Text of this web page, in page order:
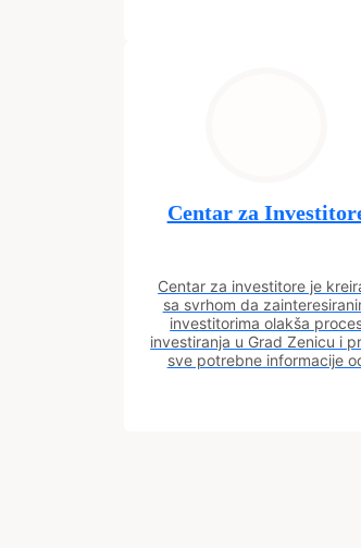
Centar za
Centar za investitore je
sa svrhom da
investitorima olakša
investiranja u Grad Zenicu i
sve potrebne informacije